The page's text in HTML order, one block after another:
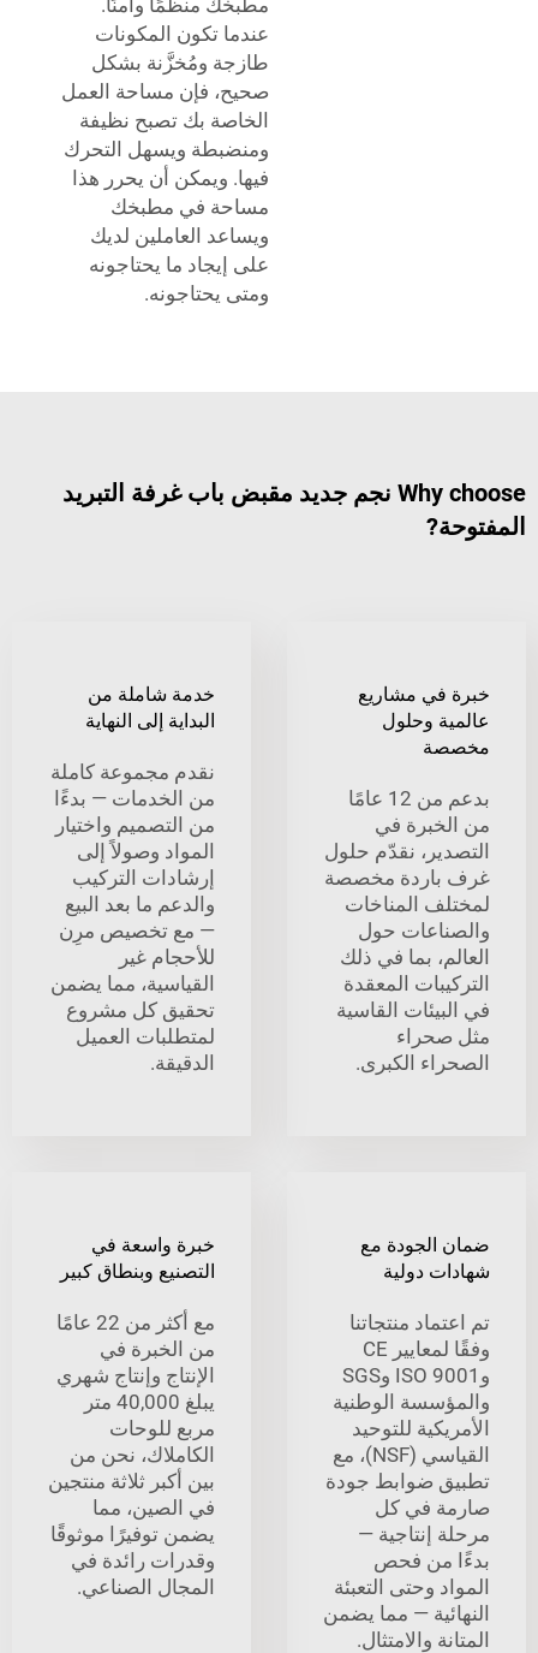
عندما تكون المكونات
طازجة ومُخزَّنة بشكل
صحيح، فإن مساحة العمل
الخاصة بك تصبح نظيفة
ومنضبطة ويسهل التحرك
فيها. ويمكن أن يحرر هذا
مساحة في مطبخك
ويساعد العاملين لديك
على إيجاد ما يحتاجونه
ومتى يحتاجونه.
Why choose نجم جديد مقبض باب غرفة التبريد
مشاريع
وحلول
بدعم من 12 عامًا
في
نقدّم حلول
مخصصة
المناخات
حول
بما في ذلك
المعقدة
القاسية
الكبرى.
خدمة شاملة من
البداية إلى النهاية
نقدم مجموعة كاملة
من الخدمات — بدءًا
من التصميم واختيار
المواد وصولاً إلى
إرشادات التركيب
والدعم ما بعد البيع
— مع تخصيص مرِن
للأحجام غير
القياسية، مما يضمن
تحقيق كل مشروع
لمتطلبات العميل
مع
دولية
منتجاتنا
وفقًا لمعايير CE
وISO 9001 وSGS
الوطنية
للتوحيد
القياسي (NSF)، مع
ضوابط جودة
في كل
إنتاجية —
من فحص
وحتى التعبئة
— مما يضمن
والامتثال.
خبرة واسعة في
التصنيع وبنطاق كبير
مع أكثر من 22 عامًا
من الخبرة في
الإنتاج وإنتاج شهري
يبلغ 40,000 متر
مربع للوحات
الكاملاك، نحن من
بين أكبر ثلاثة منتجين
في الصين، مما
يضمن توفيرًا موثوقًا
وقدرات رائدة في
المجال الصناعي.